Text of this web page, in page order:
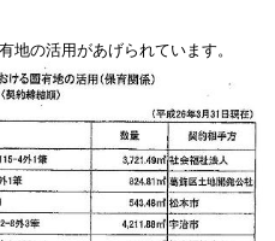
の活用があげられています。